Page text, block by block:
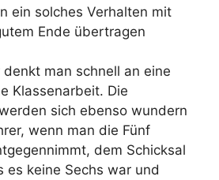
ein solches Verhalten mit
Ende übertragen
denkt man schnell an eine
Klassenarbeit. Die
sich ebenso wundern
wenn man die Fünf
dem Schicksal
es keine Sechs war und